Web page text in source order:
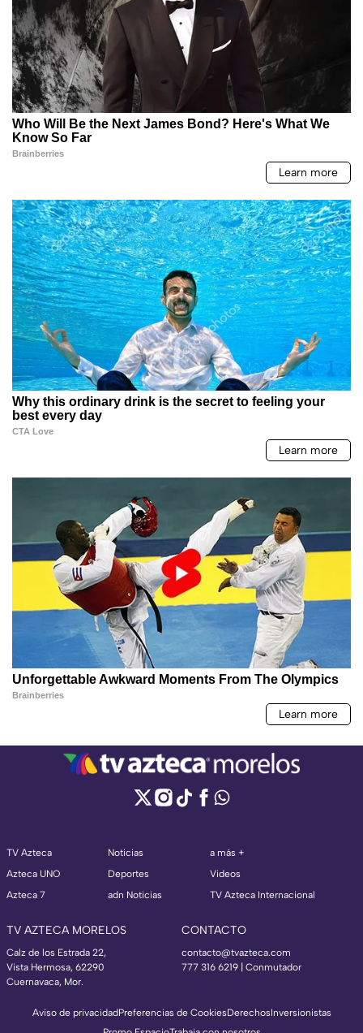
TV Azteca
Azteca UNO
Azteca 7
Noticias
Deportes
adn Noticias
a más +
Videos
TV Azteca Internacional
TV AZTECA MORELOS
Calz de los Estrada 22,
Vista Hermosa, 62290
Cuernavaca, Mor.
CONTACTO
contacto@tvazteca.com
777 316 6219 | Conmutador
Aviso de privacidadPreferencias de CookiesDerechosInversionistas